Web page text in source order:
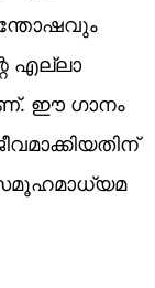
എല്ലാ
ഈ ഗാനം